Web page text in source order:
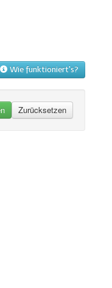
Wie funktioniert's?